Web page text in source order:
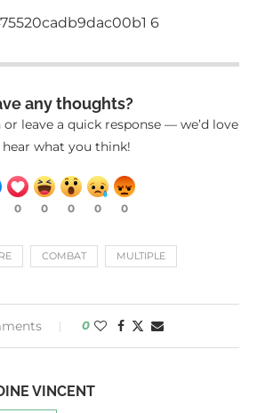
any thoughts?
leave a quick response — we’d love
what you think!
0 0 0 0 0
COMBAT MULTIPLE
0
VINCENT